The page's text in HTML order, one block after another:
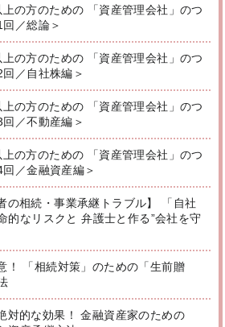
の方のための 「資産管理会社」のつ
／総論＞
の方のための 「資産管理会社」のつ
／自社株編＞
の方のための 「資産管理会社」のつ
／不動産編＞
の方のための 「資産管理会社」のつ
／金融資産編＞
の相続・事業承継トラブル】 「自社
的なリスクと 弁護士と作る”会社を守
！ 「相続対策」のための「生前贈
対的な効果！ 金融資産家のための